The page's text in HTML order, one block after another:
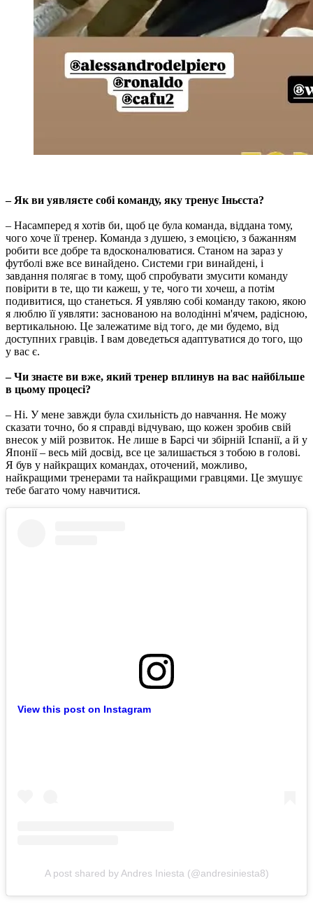
– Як ви уявляєте собі команду, яку тренує Іньєста?
– Насамперед я хотів би, щоб це була команда, віддана тому,
чого хоче її тренер. Команда з душею, з емоцією, з бажанням
робити все добре та вдосконалюватися. Станом на зараз у
футболі вже все винайдено. Системи гри винайдені, і
завдання полягає в тому, щоб спробувати змусити команду
повірити в те, що ти кажеш, у те, чого ти хочеш, а потім
подивитися, що станеться. Я уявляю собі команду такою, якою
я люблю її уявляти: заснованою на володінні м'ячем, радісною,
вертикальною. Це залежатиме від того, де ми будемо, від
доступних гравців. І вам доведеться адаптуватися до того, що
у вас є.
– Чи знаєте ви вже, який тренер вплинув на вас найбільше
в цьому процесі?
– Ні. У мене завжди була схильність до навчання. Не можу
сказати точно, бо я справді відчуваю, що кожен зробив свій
внесок у мій розвиток. Не лише в Барсі чи збірній Іспанії, а й у
Японії – весь мій досвід, все це залишається з тобою в голові.
Я був у найкращих командах, оточений, можливо,
найкращими тренерами та найкращими гравцями. Це змушує
тебе багато чому навчитися.
View this post on Instagram
A post shared by Andres Iniesta (@andresiniesta8)